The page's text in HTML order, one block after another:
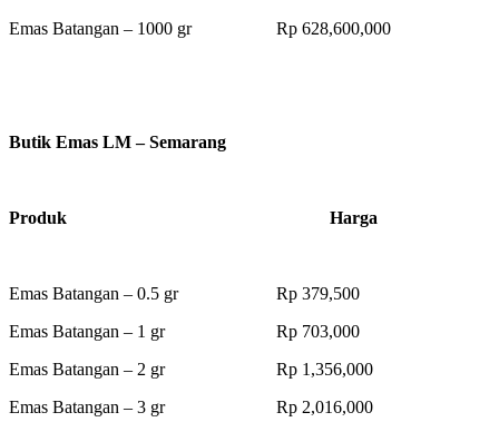
Emas Batangan – 1000 gr Rp 628,600,000
Butik Emas LM – Semarang
Produk Harga
Emas Batangan – 0.5 gr Rp 379,500
Emas Batangan – 1 gr Rp 703,000
Emas Batangan – 2 gr Rp 1,356,000
Emas Batangan – 3 gr Rp 2,016,000